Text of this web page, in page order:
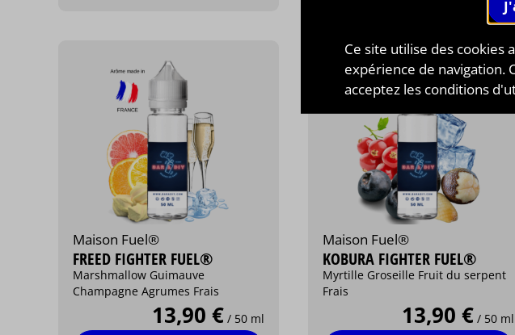
Maison Fuel®
FREED FIGHTER FUEL®
Marshmallow Guimauve
Champagne Agrumes Frais
13,90 € / 50 ml
Maison Fuel®
KOBURA FIGHTER FUEL®
Myrtille Groseille Fruit du serpent
Frais
13,90 € / 50 ml
Ce site utilise des cookies
expérience de navigation.
acceptez les conditions